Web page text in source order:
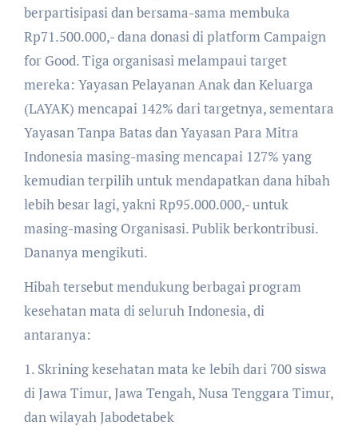
berpartisipasi dan bersama-sama membuka
Rp71.500.000,- dana donasi di platform Campaign
for Good. Tiga organisasi melampaui target
mereka: Yayasan Pelayanan Anak dan Keluarga
(LAYAK) mencapai 142% dari targetnya, sementara
Yayasan Tanpa Batas dan Yayasan Para Mitra
Indonesia masing-masing mencapai 127% yang
kemudian terpilih untuk mendapatkan dana hibah
lebih besar lagi, yakni Rp95.000.000,- untuk
masing-masing Organisasi. Publik berkontribusi.
Dananya mengikuti.
Hibah tersebut mendukung berbagai program
kesehatan mata di seluruh Indonesia, di
antaranya:
1. Skrining kesehatan mata ke lebih dari 700 siswa
di Jawa Timur, Jawa Tengah, Nusa Tenggara Timur,
dan wilayah Jabodetabek